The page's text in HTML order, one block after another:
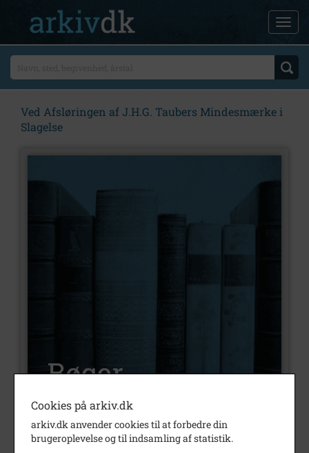
Ved Afsløringen af J.H.G. Taubers Mindesmærke i
Slagelse
Nummer
S152
Cookies på arkiv.dk
arkiv.dk anvender cookies til at forbedre din
brugeroplevelse og til indsamling af statistik.